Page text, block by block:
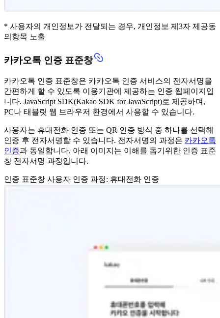
* 사용자의 개인정보가 전달되는 경우, 개인정보 제3자 제공동
의항목 노출
카카오톡 인증 표준창
카카오톡 인증 표준창은 카카오톡 인증 서비스의 전자서명을
간편하게 할 수 있도록 이용기관에 제공하는 인증 웹페이지입
니다. JavaScript SDK(Kakao SDK for JavaScript)로 제공하며,
PC나 태블릿 웹 브라우저 환경에서 사용할 수 있습니다.
사용자는 휴대전화 인증 또는 QR 인증 방식 중 하나를 선택해
인증 후 전자서명할 수 있습니다. 전자서명의 과정은 카카오톡
인증과 동일합니다. 아래 이미지는 이해를 돕기위한 인증 표준
창 전자서명 과정입니다.
인증 표준창 사용자 인증 과정: 휴대전화 인증